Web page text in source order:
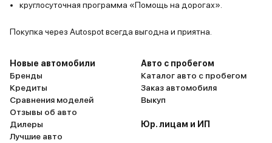
круглосуточная программа «Помощь на дорогах».
Покупка через Autospot всегда выгодна и приятна.
Новые автомобили
Бренды
Кредиты
Сравнения моделей
Отзывы об авто
Дилеры
Лучшие авто
Авто с пробегом
Каталог авто с пробегом
Заказ автомобиля
Выкуп
Юр. лицам и ИП